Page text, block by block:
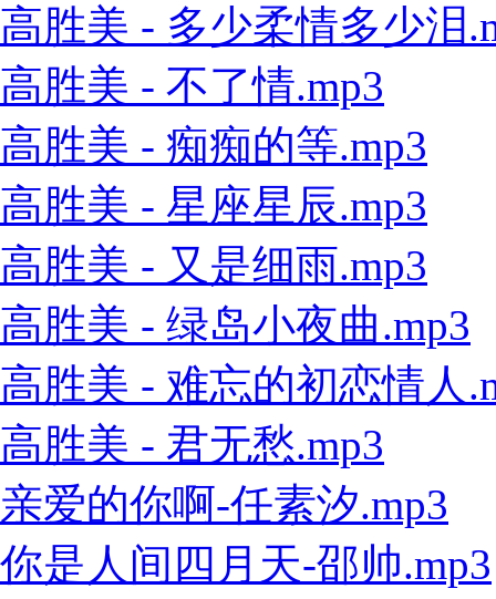
高胜美 - 多少柔情多少泪
高胜美 - 不了情.mp3
高胜美 - 痴痴的等.mp3
高胜美 - 星座星辰.mp3
高胜美 - 又是细雨.mp3
高胜美 - 绿岛小夜曲.mp3
高胜美 - 难忘的初恋情人
高胜美 - 君无愁.mp3
亲爱的你啊-任素汐.mp3
你是人间四月天-邵帅.mp3